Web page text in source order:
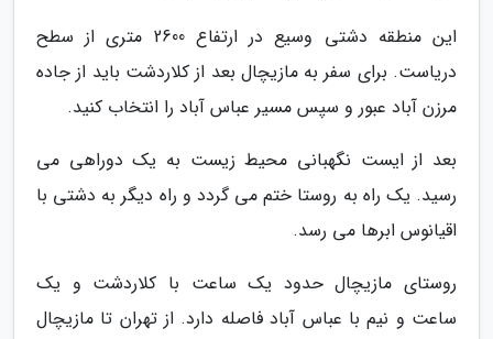
این منطقه دشتی وسیع در ارتفاع 2600 متری از سطح
دریاست. برای سفر به مازیچال بعد از کلاردشت باید از جاده
مرزن آباد عبور و سپس مسیر عباس آباد را انتخاب کنید.
بعد از ایست نگهبانی محیط زیست به یک دوراهی می
رسید. یک راه به روستا ختم می گردد و راه دیگر به دشتی با
اقیانوس ابرها می رسد.
روستای مازیچال حدود یک ساعت با کلاردشت و یک
ساعت و نیم با عباس آباد فاصله دارد. از تهران تا مازیچال